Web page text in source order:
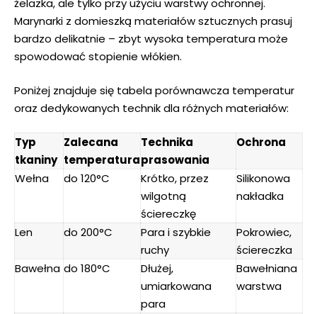
żelazka, ale tylko przy użyciu warstwy ochronnej.
Marynarki z domieszką materiałów sztucznych prasuj
bardzo delikatnie – zbyt wysoka temperatura może
spowodować stopienie włókien.
Poniżej znajduje się tabela porównawcza temperatur
oraz dedykowanych technik dla różnych materiałów:
Typ
tkaniny
Zalecana
temperatura
Technika
prasowania
Ochrona
Wełna do 120°C
Krótko, przez
wilgotną
ściereczkę
Silikonowa
nakładka
Len do 200°C
Para i szybkie
ruchy
Pokrowiec,
ściereczka
Bawełna do 180°C
Dłużej,
umiarkowana
para
Bawełniana
warstwa